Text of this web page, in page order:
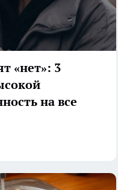
«нет»: 3
на все